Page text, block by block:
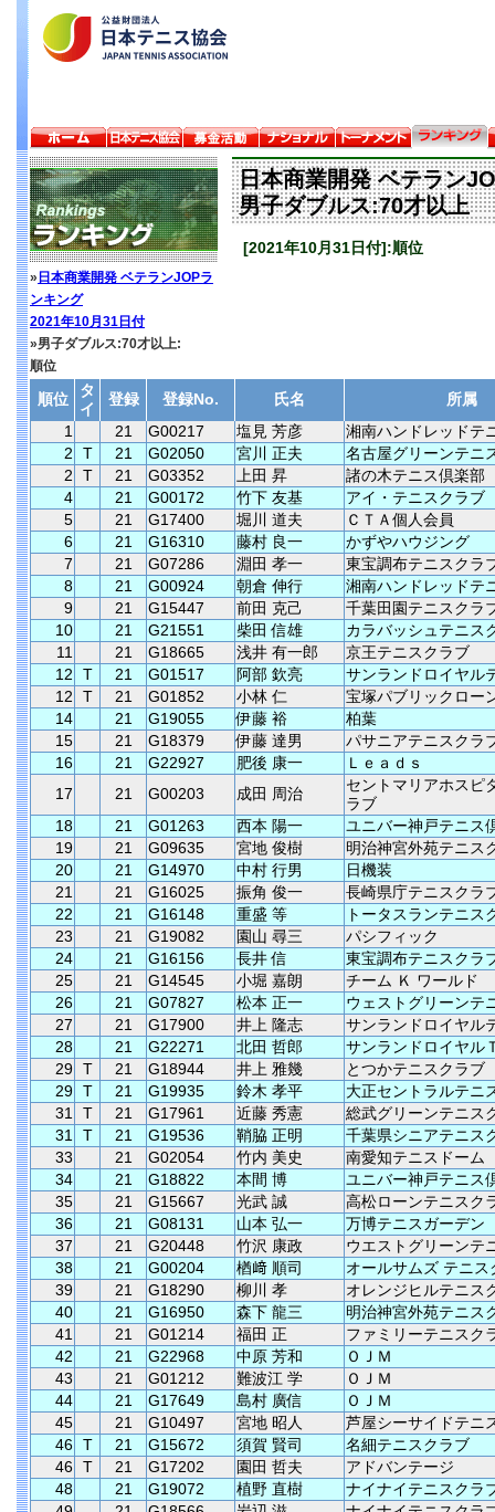
» 日本商業開発 ベテランJOPラ
ンキング
2021年10月31日付
»男子ダブルス:70才以上:
順位
日本商業開発 ベテラン
男子ダブルス:70才以上
[2021年10月31日付]:順位
順位
タ
イ
登録 登録No. 氏名
所属
1
21 G00217 塩見 芳彦
湘南ハンドレッドテ
2
T 21 G02050 宮川 正夫
名古屋グリーンテニ
2
T 21 G03352 上田 昇
諸の木テニス倶楽部
4
21 G00172 竹下 友基
アイ・テニスクラブ
5
21 G17400 堀川 道夫
ＣＴＡ個人会員
6
21 G16310 藤村 良一
かずやハウジング
7
21 G07286 淵田 孝一
東宝調布テニスクラ
8
21 G00924 朝倉 伸行
湘南ハンドレッドテ
9
21 G15447 前田 克己
千葉田園テニスクラ
10
21 G21551 柴田 信雄
カラバッシュテニス
11
21 G18665 浅井 有一郎
京王テニスクラブ
12
T 21 G01517 阿部 欽亮
サンランドロイヤル
12
T 21 G01852 小林 仁
宝塚パブリックロー
14
21 G19055 伊藤 裕
柏葉
15
21 G18379 伊藤 達男
パサニアテニスクラ
16
21 G22927 肥後 康一
Ｌｅａｄｓ
17
21 G00203 成田 周治
セントマリアホスピ
ラブ
18
21 G01263 西本 陽一
ユニバー神戸テニス
19
21 G09635 宮地 俊樹
明治神宮外苑テニス
20
21 G14970 中村 行男
日機装
21
21 G16025 振角 俊一
長崎県庁テニスクラ
22
21 G16148 重盛 等
トータスランテニス
23
21 G19082 園山 尋三
パシフィック
24
21 G16156 長井 信
東宝調布テニスクラ
25
21 G14545 小堀 嘉朗
チーム Ｋ ワールド
26
21 G07827 松本 正一
ウェストグリーンテ
27
21 G17900 井上 隆志
サンランドロイヤル
28
21 G22271 北田 哲郎
サンランドロイヤル
29 T 21 G18944 井上 雅幾
とつかテニスクラブ
29 T 21 G19935 鈴木 孝平
大正セントラルテニ
31
T 21 G17961 近藤 秀憲
総武グリーンテニス
31
T 21 G19536 鞘脇 正明
千葉県シニアテニス
33
21 G02054 竹内 美史
南愛知テニスドーム
34
21 G18822 本間 博
ユニバー神戸テニス
35
21 G15667 光武 誠
高松ローンテニスク
36
21 G08131 山本 弘一
万博テニスガーデン
37
21 G20448 竹沢 康政
ウエストグリーンテ
38
21 G00204 楢﨑 順司
オールサムズ テニス
39
21 G18290 柳川 孝
オレンジヒルテニス
40
21 G16950 森下 龍三
明治神宮外苑テニス
41
21 G01214 福田 正
ファミリーテニスク
42
21 G22968 中原 芳和
ＯＪＭ
43
21 G01212 難波江 学
ＯＪＭ
44
21 G17649 島村 廣信
ＯＪＭ
45
21 G10497 宮地 昭人
芦屋シーサイドテニ
46 T 21 G15672 須賀 賢司
名細テニスクラブ
46 T 21 G17202 園田 哲夫
アドバンテージ
48
21 G19072 植野 直樹
ナイナイテニスクラ